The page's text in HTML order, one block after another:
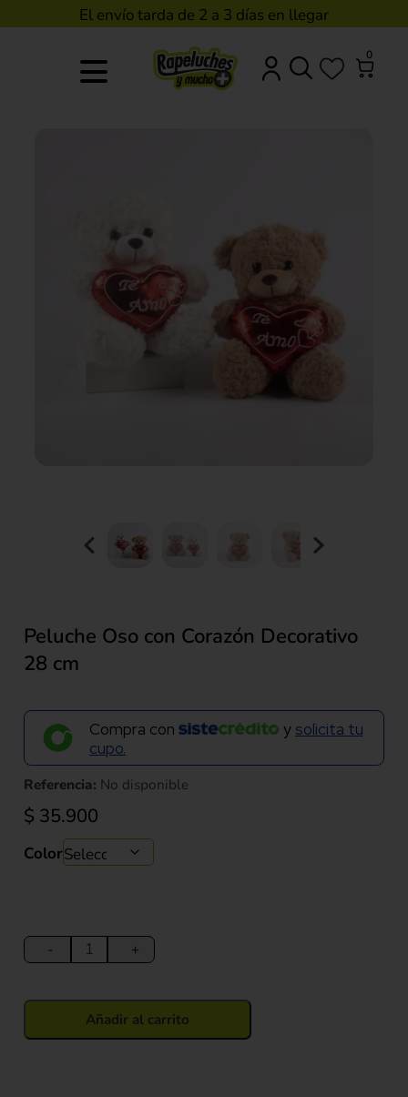
El envío tarda de 2 a 3 días en llegar
0
Peluche Oso con Corazón Decorativo
28 cm
Compra con y solicita tu
cupo.
Referencia: No disponible
$ 35.900
Color
-
Oso
con
Decorativo
28
+
Añadir al carrito